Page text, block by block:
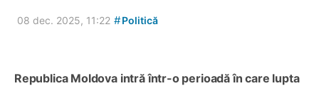
08 dec. 2025, 11:22 #Politică
Republica Moldova intră într-o perioadă în care lupta